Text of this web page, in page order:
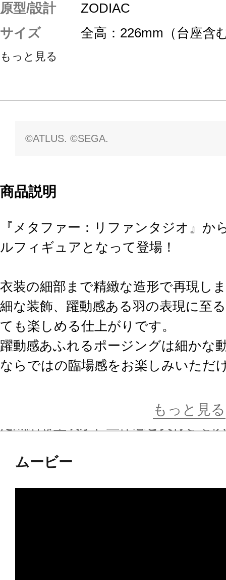
原型/設計
ZODIAC
サイズ
全高：226mm（台座含
もっと見る
©ATLUS. ©SEGA.
商品説明
『メタファー：リファンタジオ』か
ルフィギュアとなって登場！
衣装の細部まで精緻な造形で再現し
細な装飾、躍動感ある羽の表現に至
ても楽しめる仕上がりです。
躍動感あふれるポージングは細かな
ならではの臨場感をお楽しみいただ
さらに、羽にはクリアパーツを使用
もっと見る
ムービー